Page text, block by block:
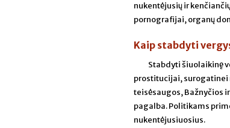
nukentėjusių ir
pornografijai, organų
Kaip stabdyti
Stabdyti šiuolaikinę
prostitucijai, surogatinei
teisėsaugos, Bažnyčios
pagalba. Politikams
nukentėjusiuosius.